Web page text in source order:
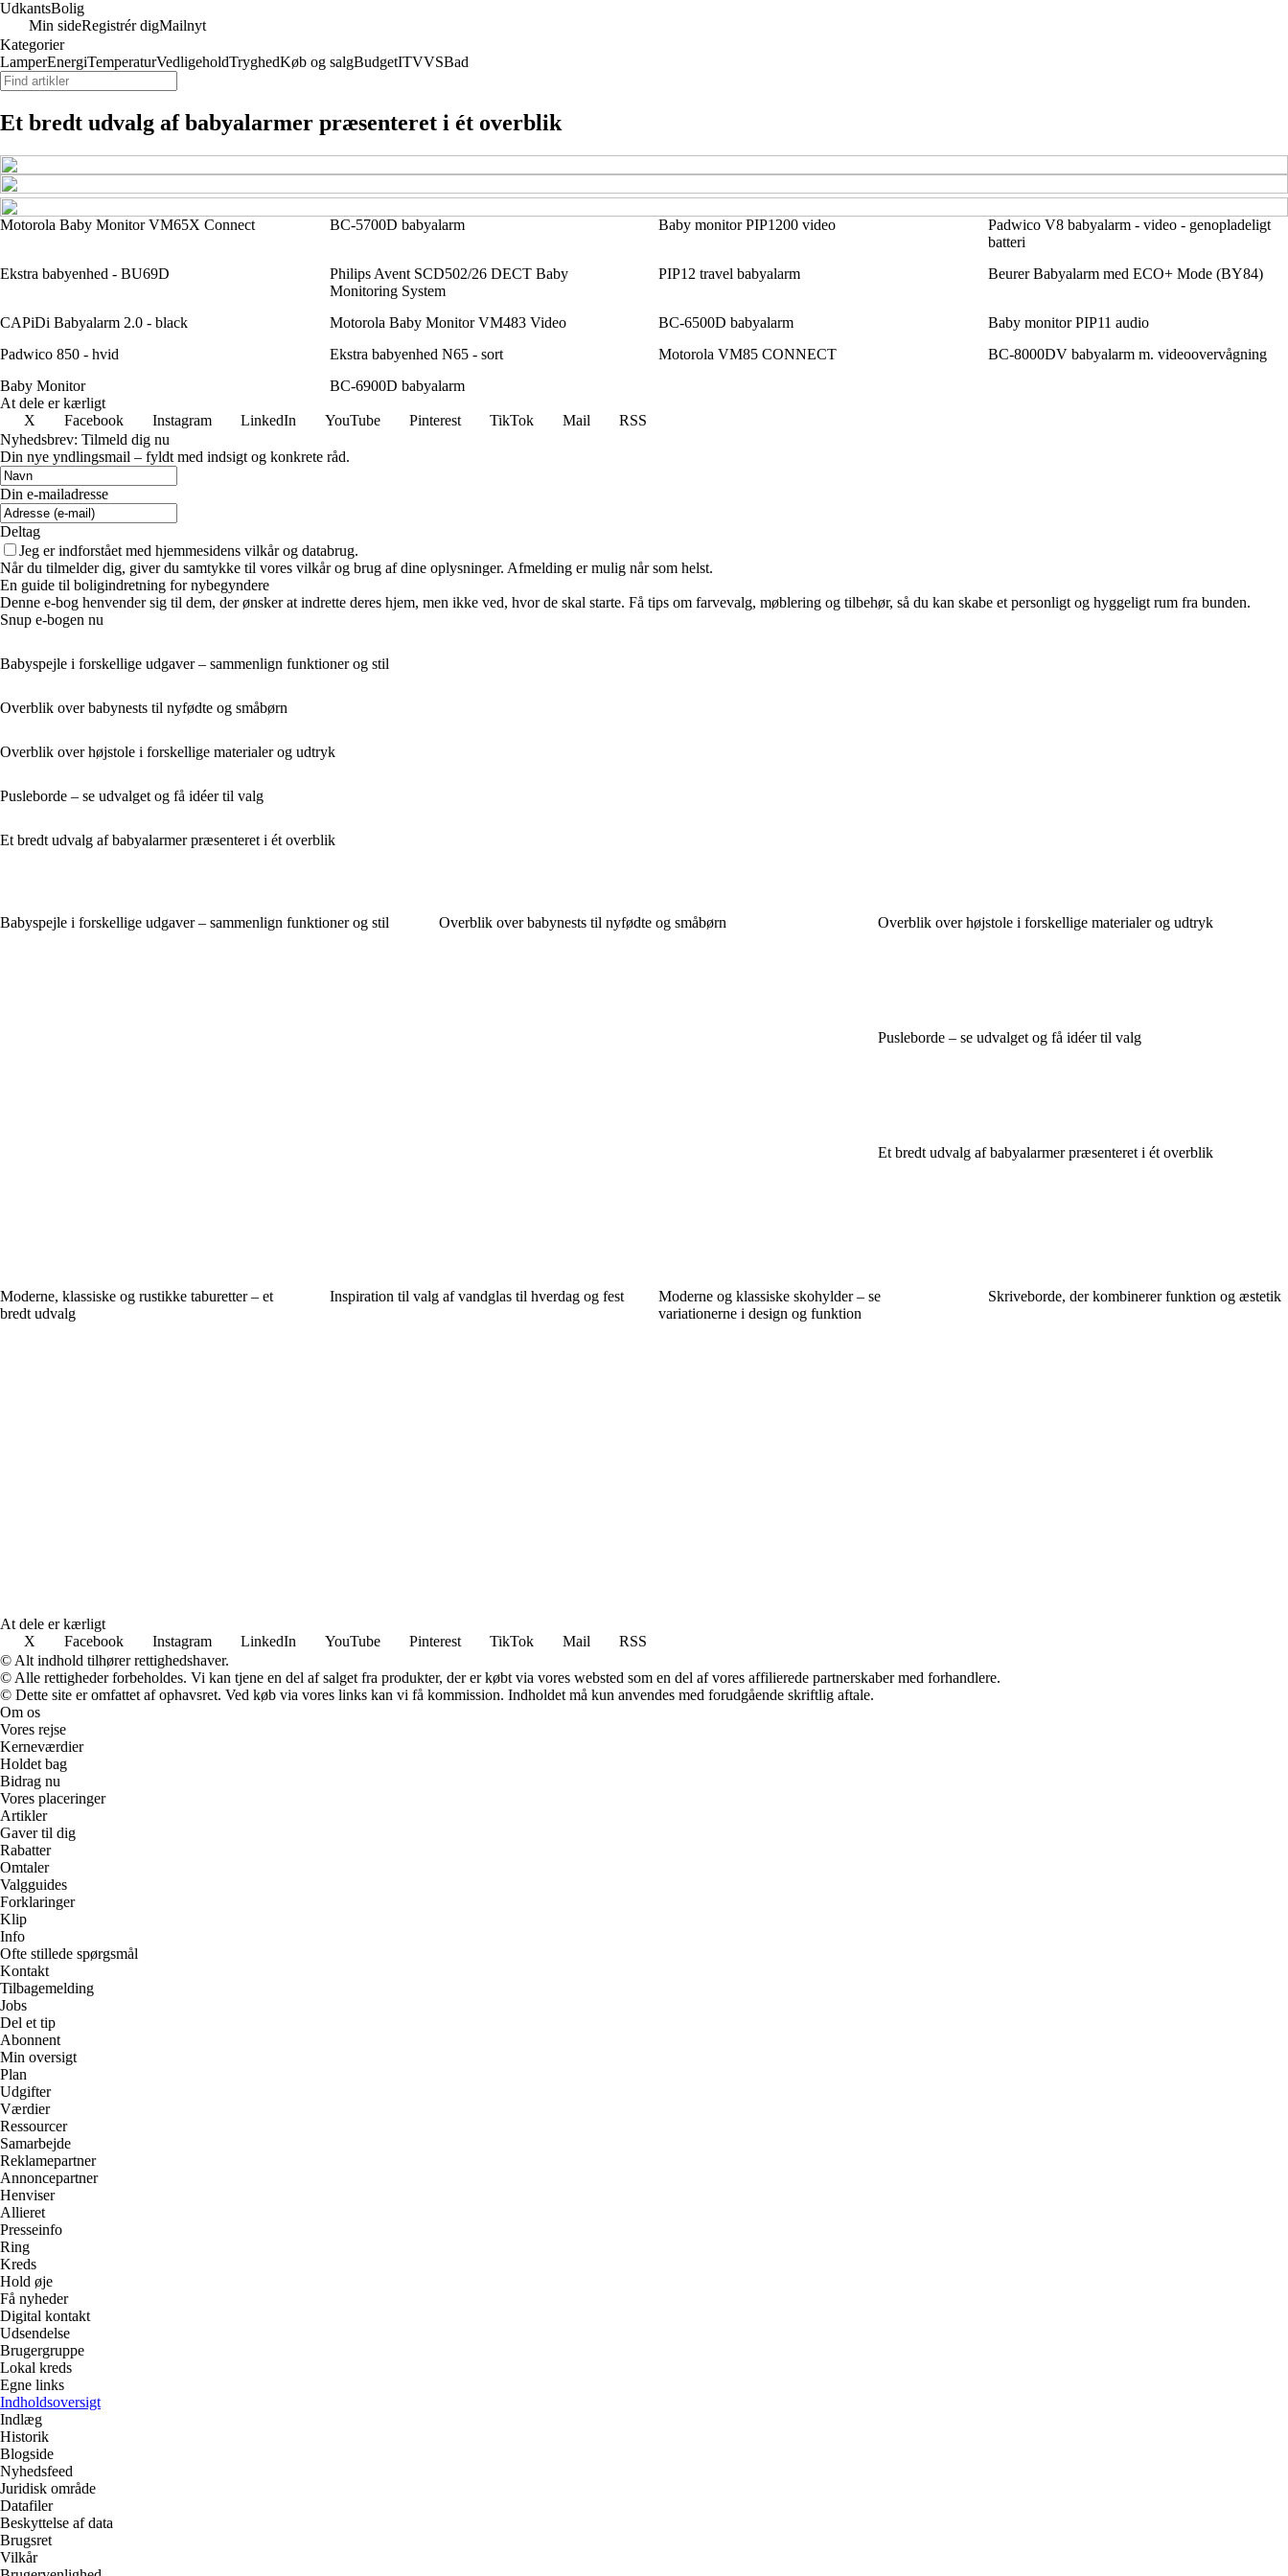
UdkantsBolig
Min sideRegistrér digMailnyt
Kategorier
LamperEnergiTemperaturVedligeholdTryghedKøb og salgBudgetITVVSBad
Et bredt udvalg af babyalarmer præsenteret i ét overblik
Motorola Baby Monitor VM65X Connect BC-5700D babyalarm Baby monitor PIP1200 video
Padwico V8 babyalarm - video - genopladeligt
batteri
Ekstra babyenhed - BU69D
Philips Avent SCD502/26 DECT Baby
Monitoring System
PIP12 travel babyalarm Beurer Babyalarm med ECO+ Mode (BY84)
CAPiDi Babyalarm 2.0 - black Motorola Baby Monitor VM483 Video BC-6500D babyalarm
Baby monitor PIP11 audio
Padwico 850 - hvid
Ekstra babyenhed N65 - sort Motorola VM85 CONNECT
BC-8000DV babyalarm m. videoovervågning
Baby Monitor
BC-6900D babyalarm
At dele er kærligt
X
Facebook Instagram LinkedIn YouTube Pinterest TikTok Mail
RSS
Nyhedsbrev: Tilmeld dig nu
Din nye yndlingsmail – fyldt med indsigt og konkrete råd.
Din e-mailadresse
Deltag
Jeg er indforstået med hjemmesidens vilkår og databrug.
Når du tilmelder dig, giver du samtykke til vores vilkår og brug af dine oplysninger. Afmelding er mulig når som helst.
En guide til boligindretning for nybegyndere
Denne e-bog henvender sig til dem, der ønsker at indrette deres hjem, men ikke ved, hvor de skal starte. Få tips om farvevalg, møblering og tilbehør, så du kan skabe et personligt og hyggeligt rum fra bunden.
Snup e-bogen nu
Babyspejle i forskellige udgaver – sammenlign funktioner og stil
Overblik over babynests til nyfødte og småbørn
Overblik over højstole i forskellige materialer og udtryk
Pusleborde – se udvalget og få idéer til valg
Et bredt udvalg af babyalarmer præsenteret i ét overblik
Babyspejle i forskellige udgaver – sammenlign funktioner og stil Overblik over babynests til nyfødte og småbørn Overblik over højstole i forskellige materialer og udtryk
Pusleborde – se udvalget og få idéer til valg
Et bredt udvalg af babyalarmer præsenteret i ét overblik
Moderne, klassiske og rustikke taburetter – et
bredt udvalg
Inspiration til valg af vandglas til hverdag og fest
Moderne og klassiske skohylder – se
variationerne i design og funktion
Skriveborde, der kombinerer funktion og æstetik
At dele er kærligt
X
Facebook Instagram LinkedIn YouTube Pinterest TikTok Mail
RSS
© Alt indhold tilhører rettighedshaver.
© Alle rettigheder forbeholdes. Vi kan tjene en del af salget fra produkter, der er købt via vores websted som en del af vores affilierede partnerskaber med forhandlere.
© Dette site er omfattet af ophavsret. Ved køb via vores links kan vi få kommission. Indholdet må kun anvendes med forudgående skriftlig aftale.
Om os
Vores rejse
Kerneværdier
Holdet bag
Bidrag nu
Vores placeringer
Artikler
Gaver til dig
Rabatter
Omtaler
Valgguides
Forklaringer
Klip
Info
Ofte stillede spørgsmål
Kontakt
Tilbagemelding
Jobs
Del et tip
Abonnent
Min oversigt
Plan
Udgifter
Værdier
Ressourcer
Samarbejde
Reklamepartner
Annoncepartner
Henviser
Allieret
Presseinfo
Ring
Kreds
Hold øje
Få nyheder
Digital kontakt
Udsendelse
Brugergruppe
Lokal kreds
Egne links
Indholdsoversigt
Indlæg
Historik
Blogside
Nyhedsfeed
Juridisk område
Datafiler
Beskyttelse af data
Brugsret
Vilkår